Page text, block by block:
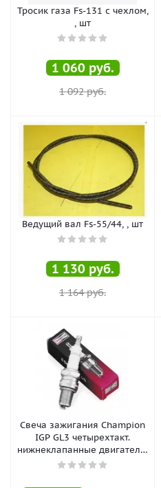
Тросик газа Fs-131 c чехлом,
, шт
1 060 руб.
1 092руб.
Ведущий вал Fs-55/44, , шт
1 130 руб.
1 164руб.
Свеча зажигания Champion
IGP GL3 четырехтакт.
нижнеклапанные двигатели,
, шт